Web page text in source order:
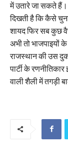
में उतारे जा सकते
दिखती है कि कैसे
शायद फिर सब कुछ
अभी तो भाजपाइयों
राजस्थान की उस
पार्टी के
वाली शैली में तगड़ी